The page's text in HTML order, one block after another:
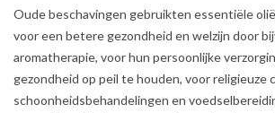
2021-
Oude beschavingen gebruikten essentiële
voor een betere gezondheid en welzijn door
aromatherapie, voor hun persoonlijke
gezondheid op peil te houden, voor religieuze
schoonheidsbehandelingen en